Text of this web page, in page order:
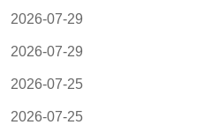
2026-07-29
2026-07-29
2026-07-25
2026-07-25